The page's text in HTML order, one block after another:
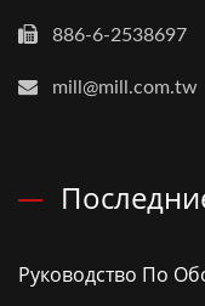
886-6-2538697
mill@mill.com.tw
Руководство По